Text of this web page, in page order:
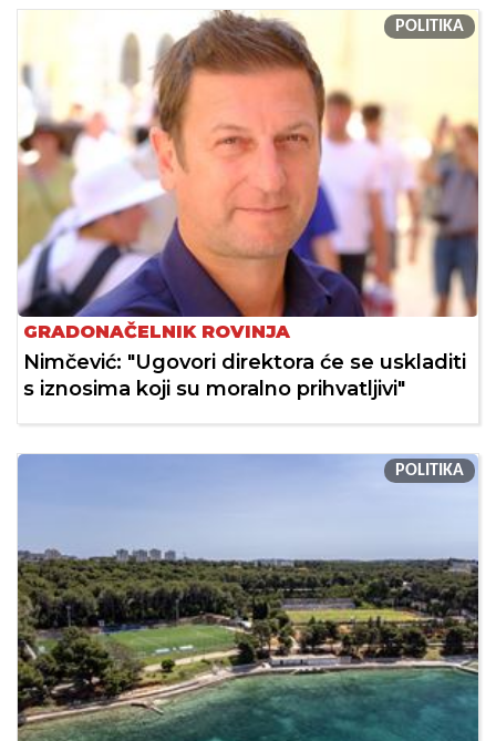
POLITIKA
GRADONAČELNIK ROVINJA
Nimčević: "Ugovori direktora će se uskladiti
s iznosima koji su moralno prihvatljivi"
POLITIKA